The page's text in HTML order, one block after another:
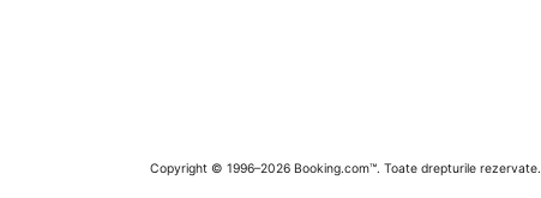
Copyright © 1996–2026 Booking.com™. Toate drepturile rezervate.